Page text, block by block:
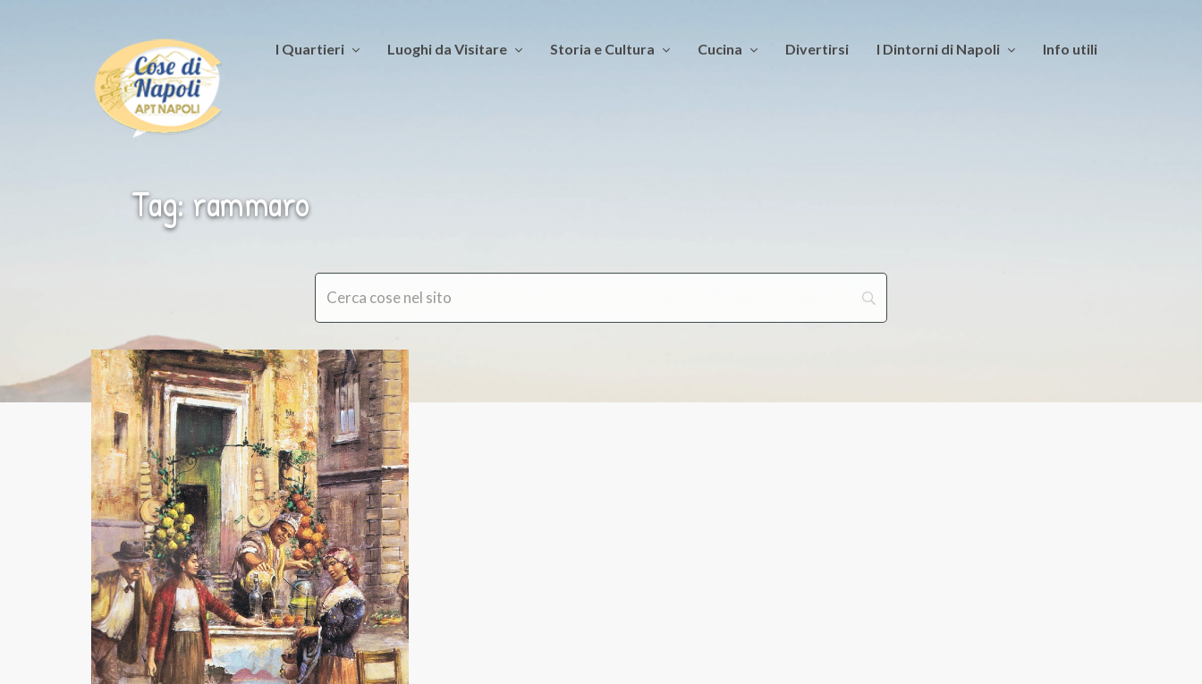
I Quartieri Luoghi da Visitare Storia e Cultura Cucina Divertirsi I Dintorni di Napoli Info utili
Tag: rammaro